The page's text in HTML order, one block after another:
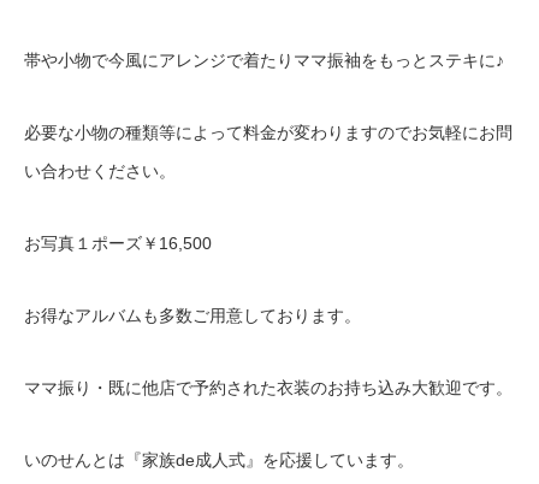
帯や小物で今風にアレンジで着たりママ振袖をもっとステキに♪
必要な小物の種類等によって料金が変わりますのでお気軽にお問
い合わせください。
お写真１ポーズ￥16,500
お得なアルバムも多数ご用意しております。
ママ振り・既に他店で予約された衣装のお持ち込み大歓迎です。
いのせんとは『家族de成人式』を応援しています。